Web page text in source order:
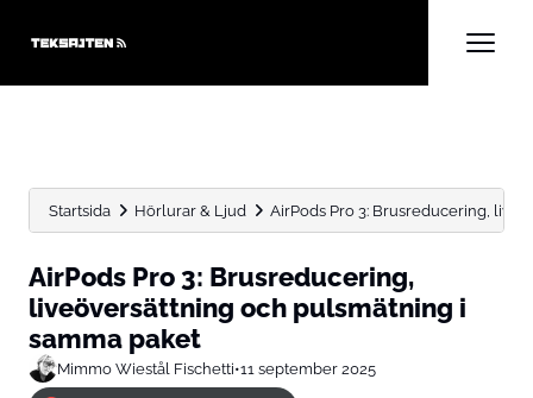
Startsida Hörlurar & Ljud AirPods Pro 3: Brusreducering,
AirPods Pro 3: Brusreducering,
liveöversättning och pulsmätning i
samma paket
Mimmo Wiestål Fischetti•11 september 2025